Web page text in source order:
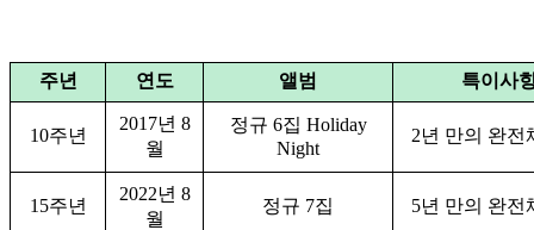
주년 연도 앨범 특이사
10주년
2017년 8
월
정규 6집 Holiday
Night
2년 만의 완전
15주년
2022년 8
월
정규 7집 5년 만의 완전